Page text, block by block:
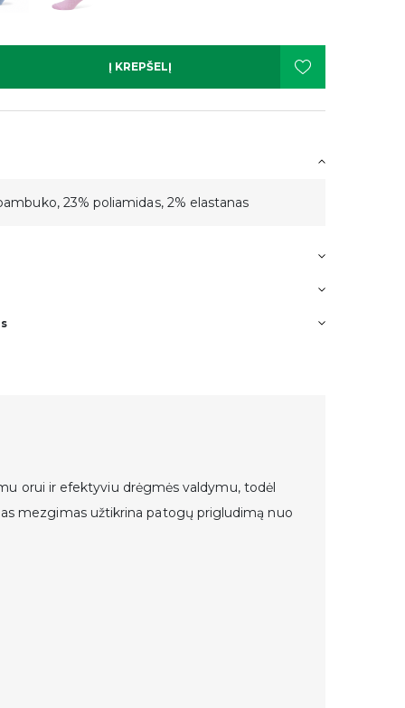
Į KREPŠELĮ
23% poliamidas, 2% elastanas
orui ir efektyviu drėgmės valdymu, todėl
mezgimas užtikrina patogų prigludimą nuo